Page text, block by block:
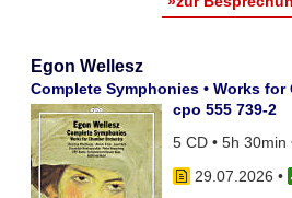
Egon Wellesz
Complete Symphonies • Works for
cpo 555 739-2
5 CD • 5h
29.07.2026 •